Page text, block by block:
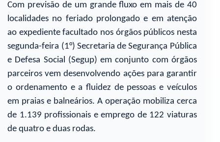
Com previsão de um grande fluxo em mais de 40
localidades no feriado prolongado e em atenção
ao expediente facultado nos órgãos públicos nesta
segunda-feira (1°) Secretaria de Segurança Pública
e Defesa Social (Segup) em conjunto com órgãos
parceiros vem desenvolvendo ações para garantir
o ordenamento e a fluidez de pessoas e veículos
em praias e balneários. A operação mobiliza cerca
de 1.139 profissionais e emprego de 122 viaturas
de quatro e duas rodas.